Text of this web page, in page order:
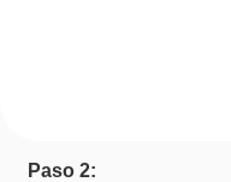
Paso 2: